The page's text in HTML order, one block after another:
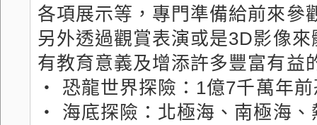
各項展示等，專門準備給前來參
另外透過觀賞表演或是3D影像
有教育意義及增添許多豐富有益
‧ 恐龍世界探險：1億7千萬年
‧ 海底探險：北極海、南極海